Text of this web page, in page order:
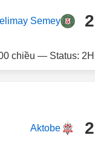
Semey
chiều — Status: 2H
Aktobe